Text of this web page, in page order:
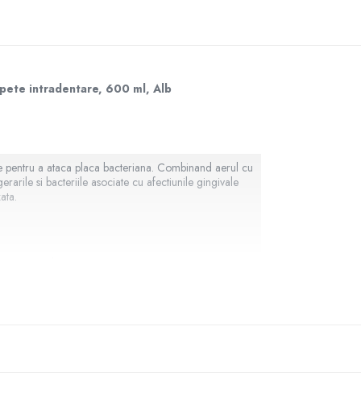
intradentare, 600 ml, Alb
a ataca placa bacteriana. Combinand aerul cu
si bacteriile asociate cu afectiunile gingivale
microbule care ataca placa bacteriana.